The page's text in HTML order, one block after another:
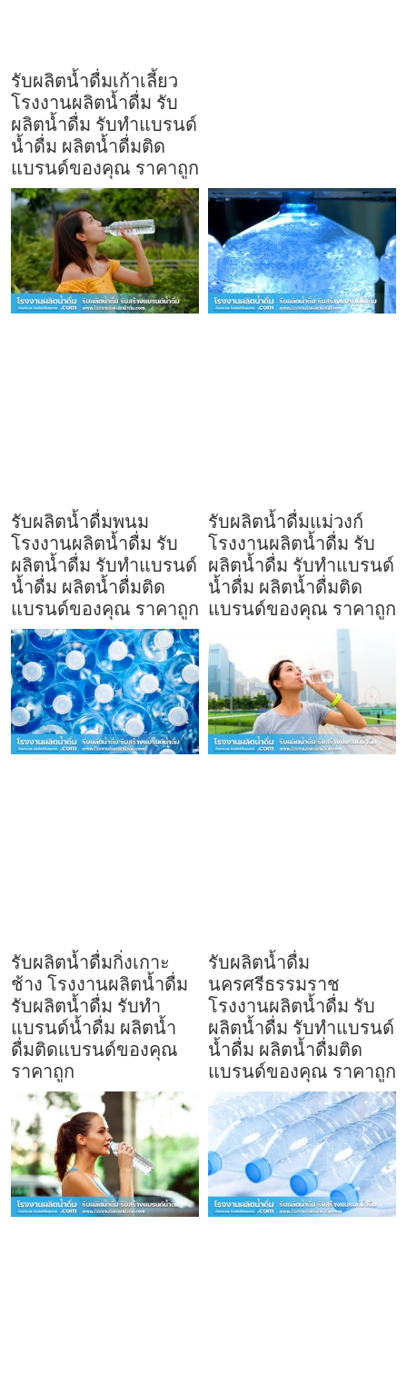
รับผลิตน้ำดื่มเก้าเลี้ยว
โรงงานผลิตน้ำดื่ม รับ
ผลิตน้ำดื่ม รับทำแบรนด์
น้ำดื่ม ผลิตน้ำดื่มติด
แบรนด์ของคุณ ราคาถูก
รับผลิตน้ำดื่มพนม
โรงงานผลิตน้ำดื่ม รับ
ผลิตน้ำดื่ม รับทำแบรนด์
น้ำดื่ม ผลิตน้ำดื่มติด
แบรนด์ของคุณ ราคาถูก
รับผลิตน้ำดื่มแม่วงก์
โรงงานผลิตน้ำดื่ม รับ
ผลิตน้ำดื่ม รับทำแบรนด์
น้ำดื่ม ผลิตน้ำดื่มติด
แบรนด์ของคุณ ราคาถูก
รับผลิตน้ำดื่มกิ่งเกาะ
ช้าง โรงงานผลิตน้ำดื่ม
รับผลิตน้ำดื่ม รับทำ
แบรนด์น้ำดื่ม ผลิตน้ำ
ดื่มติดแบรนด์ของคุณ
ราคาถูก
รับผลิตน้ำดื่ม
นครศรีธรรมราช
โรงงานผลิตน้ำดื่ม รับ
ผลิตน้ำดื่ม รับทำแบรนด์
น้ำดื่ม ผลิตน้ำดื่มติด
แบรนด์ของคุณ ราคาถูก